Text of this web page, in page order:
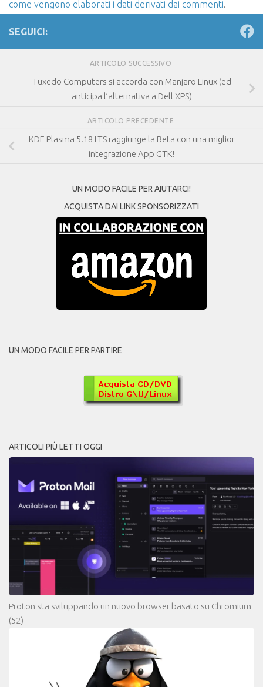
come vengono elaborati i dati derivati dai commenti.
SEGUICI:
ARTICOLO SUCCESSIVO
Tuxedo Computers si accorda con Manjaro Linux (ed
anticipa l’alternativa a Dell XPS)
ARTICOLO PRECEDENTE
KDE Plasma 5.18 LTS raggiunge la Beta con una miglior
integrazione App GTK!
UN MODO FACILE PER AIUTARCI!
ACQUISTA DAI LINK SPONSORIZZATI
UN MODO FACILE PER PARTIRE
ARTICOLI PIÙ LETTI OGGI
Proton sta sviluppando un nuovo browser basato su Chromium
(52)